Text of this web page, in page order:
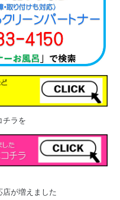
チラを
店が増えました